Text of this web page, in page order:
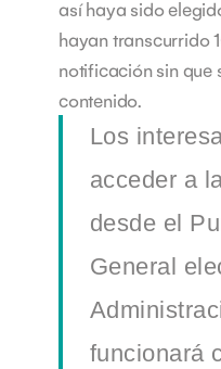
así haya sido
hayan transcurrido
notificación sin que
contenido.
Los
acceder a
desde el
General
funcionará